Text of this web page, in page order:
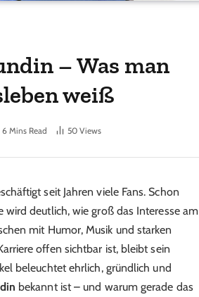
– Was man
weiß
6 Mins Read 50 Views
seit Jahren viele Fans. Schon
deutlich, wie groß das Interesse am
mit Humor, Musik und starken
offen sichtbar ist, bleibt sein
beleuchtet ehrlich, gründlich und
bekannt ist – und warum gerade das